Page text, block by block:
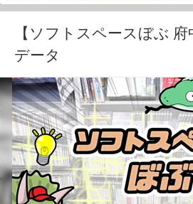
府中店】ショップデータ | トリケラクエスト
【ソフトスペースぼぶ
データ